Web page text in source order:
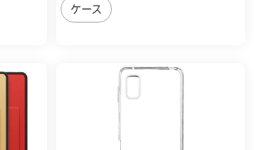
ケース